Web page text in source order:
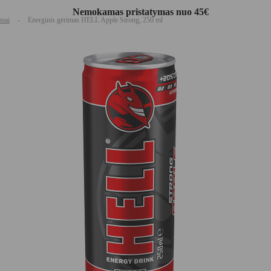
Nemokamas pristatymas nuo 45€
- Energinis gėrimas HELL Apple Strong, 250 ml